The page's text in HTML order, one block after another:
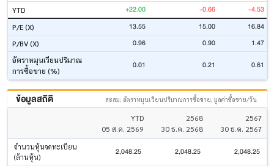
YTD +22.00 -0.66 -4.53
P/E (X) 13.55 15.00 16.84
P/BV (X) 0.96 0.90 1.47
อัตราหมุนเวียนปริมาณ
การซื้อขาย (%)
0.01 0.21 0.61
ข้อมูลสถิติ สะสม: อัตราหมุนเวียนปริมาณการซื้อขาย, มูลค่าซื้อขาย/วัน
YTD
05 ส.ค. 2569
2568
30 ธ.ค. 2568
2567
30 ธ.ค. 2567
จำนวนหุ้นจดทะเบียน
(ล้านหุ้น)
2,048.25 2,048.25 2,048.25